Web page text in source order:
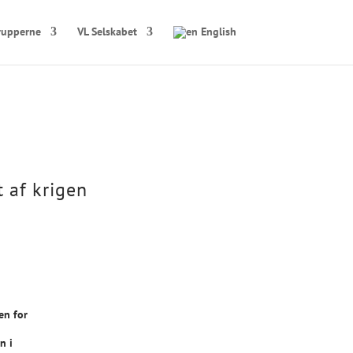
VL Selskabet English
af krigen
for
i